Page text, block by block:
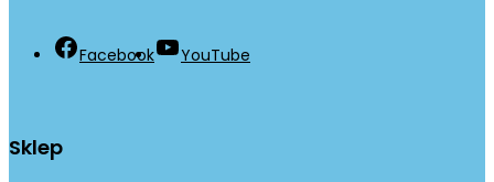
Facebook YouTube
Sklep